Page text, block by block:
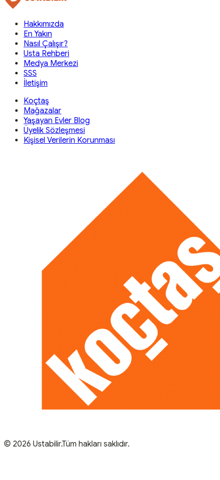
Hakkımızda
En Yakın
Nasıl Çalışır?
Usta Rehberi
Medya Merkezi
SSS
İletişim
Koçtaş
Mağazalar
Yaşayan Evler Blog
Üyelik Sözleşmesi
Kişisel Verilerin Korunması
© 2026 Ustabilir.Tüm hakları saklıdır.